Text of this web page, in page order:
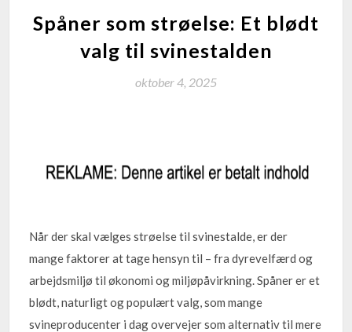
Spåner som strøelse: Et blødt
valg til svinestalden
oktober 4, 2025
Når der skal vælges strøelse til svinestalde, er der
mange faktorer at tage hensyn til – fra dyrevelfærd og
arbejdsmiljø til økonomi og miljøpåvirkning. Spåner er et
blødt, naturligt og populært valg, som mange
svineproducenter i dag overvejer som alternativ til mere